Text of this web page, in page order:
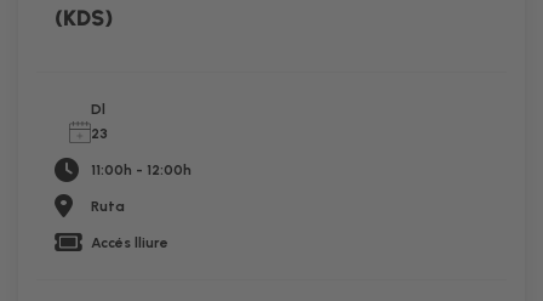
(KDS)
Dl
23
11:00h - 12:00h
Ruta
Accés lliure